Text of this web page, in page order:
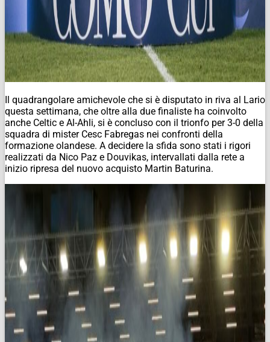
Il quadrangolare amichevole che si è disputato in riva al Lario
questa settimana, che oltre alla due finaliste ha coinvolto
anche Celtic e Al-Ahli, si è concluso con il trionfo per 3-0 della
squadra di mister Cesc Fabregas nei confronti della
formazione olandese. A decidere la sfida sono stati i rigori
realizzati da Nico Paz e Douvikas, intervallati dalla rete a
inizio ripresa del nuovo acquisto Martin Baturina.